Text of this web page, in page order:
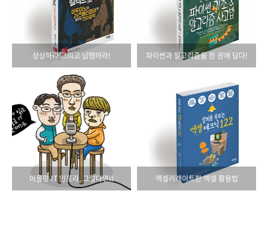
상상하라 그리고 납땜하라! 파이썬과 알고리즘을 한 권에 담다!
아몰랑 IT 인프라, 그렇다면!! 엑셀러레이트한 엑셀 활용법